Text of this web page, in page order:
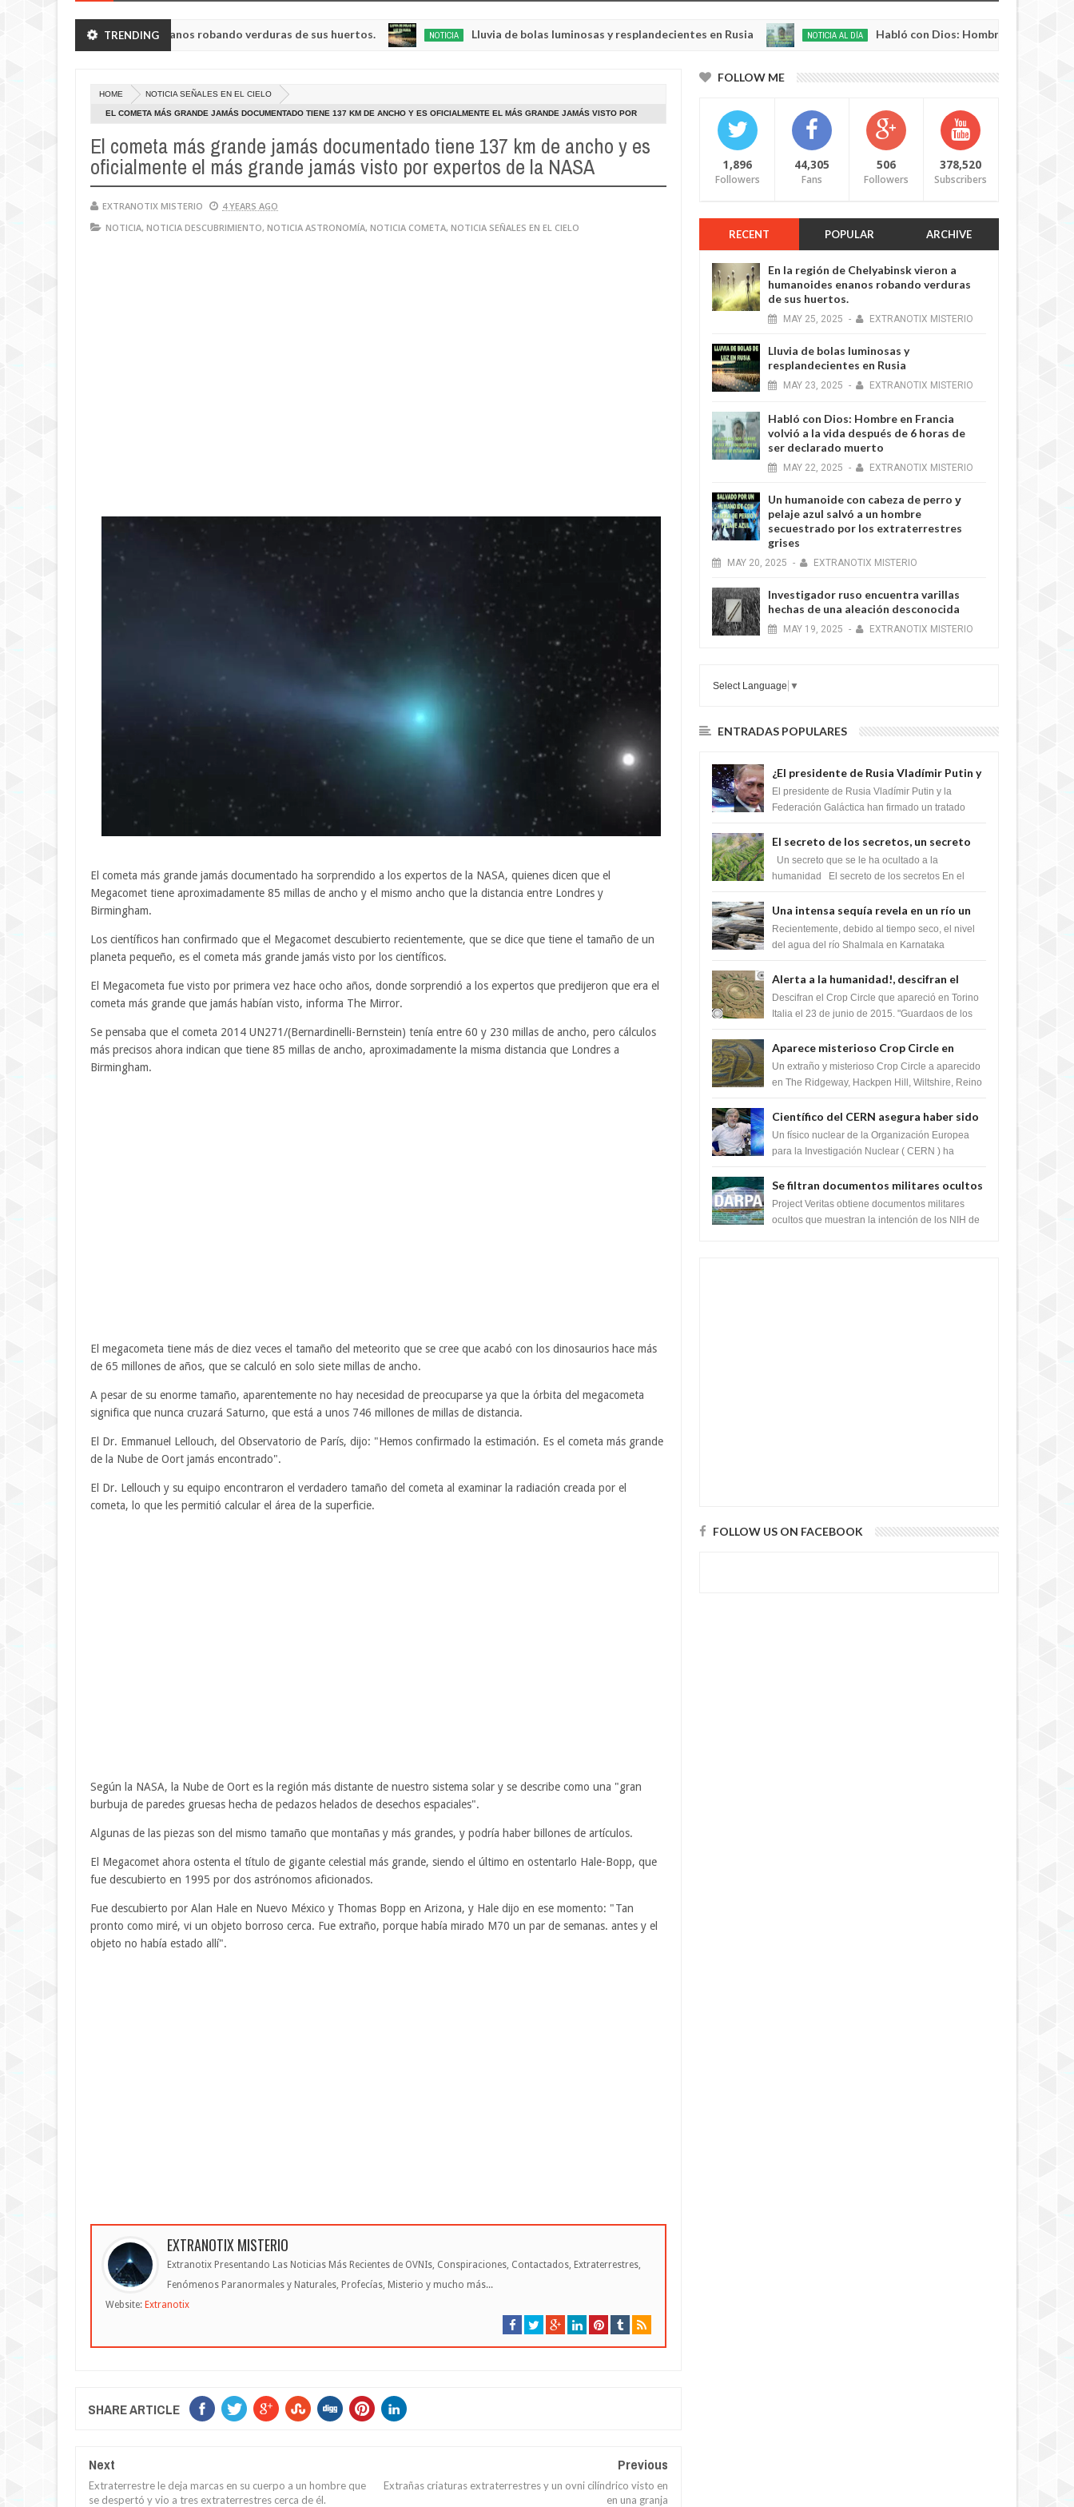
TRENDING
a humanoides enanos robando verduras de sus huertos. NOTICIA Lluvia de bolas luminosas y resplandecientes en Rusia
2025 0
NOTICIA AL DÍA Habló con Dios: Hombre en Francia volvió a
HOME NOTICIA SEÑALES EN EL CIELO
EL COMETA MÁS GRANDE JAMÁS DOCUMENTADO TIENE 137 KM DE ANCHO Y ES OFICIALMENTE EL MÁS GRANDE JAMÁS VISTO POR
El cometa más grande jamás documentado tiene 137 km de ancho y es
oficialmente el más grande jamás visto por expertos de la NASA
EXTRANOTIX MISTERIO
4 YEARS AGO
NOTICIA, NOTICIA DESCUBRIMIENTO, NOTICIA ASTRONOMÍA, NOTICIA COMETA, NOTICIA SEÑALES EN EL CIELO
El cometa más grande jamás documentado ha sorprendido a los expertos de la NASA, quienes dicen que el
Megacomet tiene aproximadamente 85 millas de ancho y el mismo ancho que la distancia entre Londres y
Birmingham.
Los científicos han confirmado que el Megacomet descubierto recientemente, que se dice que tiene el tamaño de un
planeta pequeño, es el cometa más grande jamás visto por los científicos.
El Megacometa fue visto por primera vez hace ocho años, donde sorprendió a los expertos que predijeron que era el
cometa más grande que jamás habían visto, informa The Mirror.
Se pensaba que el cometa 2014 UN271/(Bernardinelli-Bernstein) tenía entre 60 y 230 millas de ancho, pero cálculos
más precisos ahora indican que tiene 85 millas de ancho, aproximadamente la misma distancia que Londres a
Birmingham.
El megacometa tiene más de diez veces el tamaño del meteorito que se cree que acabó con los dinosaurios hace más
de 65 millones de años, que se calculó en solo siete millas de ancho.
A pesar de su enorme tamaño, aparentemente no hay necesidad de preocuparse ya que la órbita del megacometa
significa que nunca cruzará Saturno, que está a unos 746 millones de millas de distancia.
El Dr. Emmanuel Lellouch, del Observatorio de París, dijo: "Hemos confirmado la estimación. Es el cometa más grande
de la Nube de Oort jamás encontrado".
El Dr. Lellouch y su equipo encontraron el verdadero tamaño del cometa al examinar la radiación creada por el
cometa, lo que les permitió calcular el área de la superficie.
Según la NASA, la Nube de Oort es la región más distante de nuestro sistema solar y se describe como una "gran
burbuja de paredes gruesas hecha de pedazos helados de desechos espaciales".
Algunas de las piezas son del mismo tamaño que montañas y más grandes, y podría haber billones de artículos.
El Megacomet ahora ostenta el título de gigante celestial más grande, siendo el último en ostentarlo Hale-Bopp, que
fue descubierto en 1995 por dos astrónomos aficionados.
Fue descubierto por Alan Hale en Nuevo México y Thomas Bopp en Arizona, y Hale dijo en ese momento: "Tan
pronto como miré, vi un objeto borroso cerca. Fue extraño, porque había mirado M70 un par de semanas. antes y el
objeto no había estado allí".
EXTRANOTIX MISTERIO
Extranotix Presentando Las Noticias Más Recientes de OVNIs, Conspiraciones, Contactados, Extraterrestres,
Fenómenos Paranormales y Naturales, Profecías, Misterio y mucho más...
Website: Extranotix
SHARE ARTICLE
Next
Extraterrestre le deja marcas en su cuerpo a un hombre que
se despertó y vio a tres extraterrestres cerca de él.
Previous
Extrañas criaturas extraterrestres y un ovni cilíndrico visto en
en una granja
FOLLOW ME
1,896
Followers
44,305
Fans
506
Followers
378,520
Subscribers
RECENT POPULAR ARCHIVE
En la región de Chelyabinsk vieron a
humanoides enanos robando verduras
de sus huertos.
MAY 25, 2025 - EXTRANOTIX MISTERIO
Lluvia de bolas luminosas y
resplandecientes en Rusia
MAY 23, 2025 - EXTRANOTIX MISTERIO
Habló con Dios: Hombre en Francia
volvió a la vida después de 6 horas de
ser declarado muerto
MAY 22, 2025 - EXTRANOTIX MISTERIO
Un humanoide con cabeza de perro у
pelaje azul salvó a un hombre
secuestrado por los extraterrestres
grises
MAY 20, 2025 - EXTRANOTIX MISTERIO
Investigador ruso encuentra varillas
hechas de una aleación desconocida
MAY 19, 2025 - EXTRANOTIX MISTERIO
Select Language ▼
ENTRADAS POPULARES
¿El presidente de Rusia Vladímir Putin y
la Federación Galactica han firmado un
tratado para acabar con los Sionistas?
El presidente de Rusia Vladímir Putin y la
Federación Galáctica han firmado un tratado
Si...
El secreto de los secretos, un secreto
que cambiaría por completo el destino
de la humanidad
Un secreto que se le ha ocultado a la
humanidad El secreto de los secretos En el
m...
Una intensa sequía revela en un río un
impresionante hallazgo de miles de
Shiva Lingas
Recientemente, debido al tiempo seco, el nivel
del agua del río Shalmala en Karnataka
Shiv...
Alerta a la humanidad!, descifran el
mensaje del Crop Circle de Torino ,Italia
Descifran el Crop Circle que apareció en Torino
Italia el 23 de junio de 2015. "Guardaos de los
Aparece misterioso Crop Circle en
Reino Unido 23 de junio 2016
Un extraño y misterioso Crop Circle a aparecido
en The Ridgeway, Hackpen Hill, Wiltshire, Reino
Científico del CERN asegura haber sido
ayudado por seres de luz durante una
prueba del Colisionador de Hadrones
Un físico nuclear de la Organización Europea
para la Investigación Nuclear ( CERN ) ha
corazó...
Se filtran documentos militares ocultos
que muestran la intención de los NIH de
crear el SARS-CoV-2, utilizando la
Project Veritas obtiene documentos militares
ocultos que muestran la intención de los NIH de
FOLLOW US ON FACEBOOK